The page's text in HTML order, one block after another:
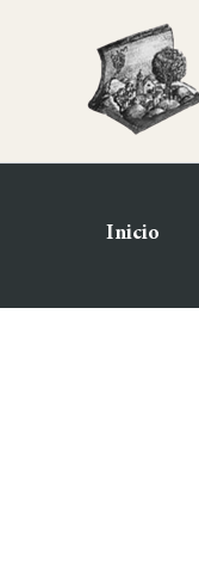
Inicio